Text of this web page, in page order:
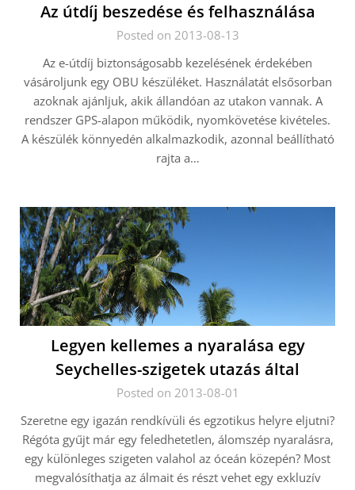
Az útdíj beszedése és felhasználása
Posted on 2013-08-13
Az e-útdíj biztonságosabb kezelésének érdekében
vásároljunk egy OBU készüléket. Használatát elsősorban
azoknak ajánljuk, akik állandóan az utakon vannak. A
rendszer GPS-alapon működik, nyomkövetése kivételes.
A készülék könnyedén alkalmazkodik, azonnal beállítható
rajta a…
Legyen kellemes a nyaralása egy
Seychelles-szigetek utazás által
Posted on 2013-08-01
Szeretne egy igazán rendkívüli és egzotikus helyre eljutni?
Régóta gyűjt már egy feledhetetlen, álomszép nyaralásra,
egy különleges szigeten valahol az óceán közepén? Most
megvalósíthatja az álmait és részt vehet egy exkluzív